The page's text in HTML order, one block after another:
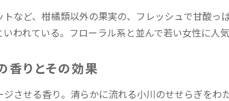
など、柑橘類以外の果実の、フレッシュで甘酸っ
われている。フローラル系と並んで若い女性に人
香りとその効果
させる香り。清らかに流れる小川のせせらぎをわ